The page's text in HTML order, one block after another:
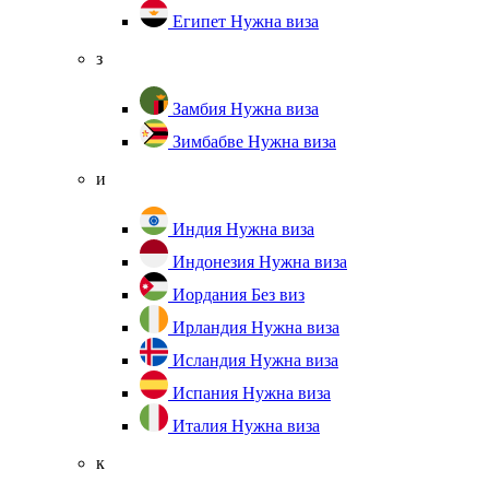
Египет Нужна виза
з
Замбия Нужна виза
Зимбабве Нужна виза
и
Индия Нужна виза
Индонезия Нужна виза
Иордания Без виз
Ирландия Нужна виза
Исландия Нужна виза
Испания Нужна виза
Италия Нужна виза
к